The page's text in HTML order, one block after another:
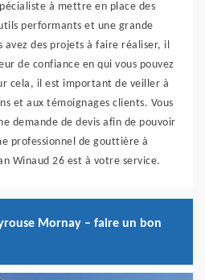
à mettre en place des
performants et une grande
avez des projets à faire réaliser, il
de confiance en qui vous pouvez
cela, il est important de veiller à
et aux témoignages clients. Vous
demande de devis afin de pouvoir
professionnel de gouttière à
Winaud 26 est à votre service.
Mornay – faire un bon